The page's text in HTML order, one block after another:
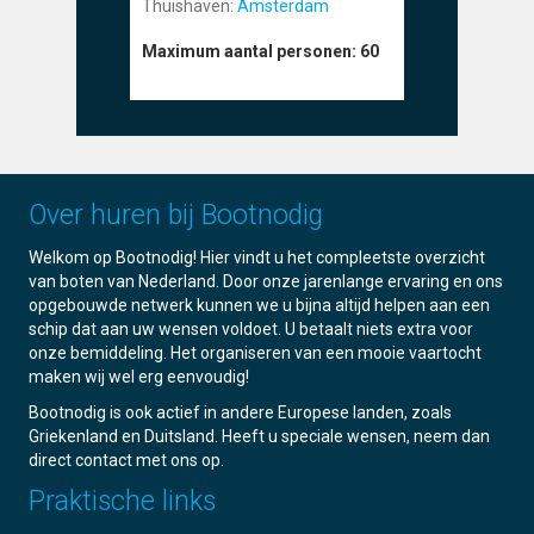
Thuishaven: Amsterdam
Maximum aantal personen: 60
Over huren bij Bootnodig
Welkom op Bootnodig! Hier vindt u het compleetste overzicht
van boten van Nederland. Door onze jarenlange ervaring en ons
opgebouwde netwerk kunnen we u bijna altijd helpen aan een
schip dat aan uw wensen voldoet. U betaalt niets extra voor
onze bemiddeling. Het organiseren van een mooie vaartocht
maken wij wel erg eenvoudig!
Bootnodig is ook actief in andere Europese landen, zoals
Griekenland en Duitsland. Heeft u speciale wensen, neem dan
direct contact met ons op.
Praktische links